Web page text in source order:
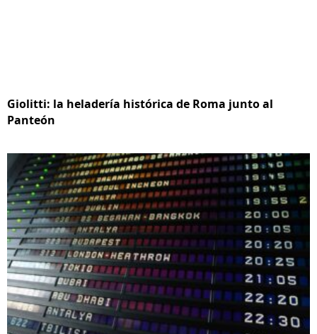
Giolitti: la heladería histórica de Roma junto al
Panteón